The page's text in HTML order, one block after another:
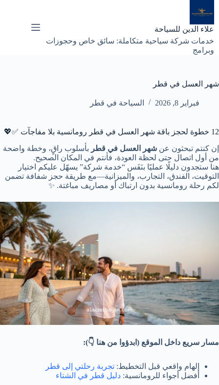
إلى
المحتوى
علاء الدين للسياحة
خدمات شركة سياحية متكاملة: سائق خاص وحجوزات
وبرامج
شهر العسل في قطر
فبراير 8, 2026 السياحة في قطر
12 خطوة لحجز باقة شهر العسل في قطر رومانسية بلا مفاجآت ✅💖
إن كنتم تبحثون عن شهر العسل في قطر بأسلوب راقٍ، وخطة واضحة
من أول اتصال حتى لحظة العودة، فأنتم في المكان الصحيح.
هنا ستجدون دليلًا عمليًا بنَفَس “خدمة شركة” يسهّل عليكم اختيار
التوقيت، الفندق، التجارب، والميزانية—مع طريقة حجز شفافة تضمن
لكم رحلة رومانسية بدون ارتباك أو مصاريف مباغتة. ✨
مسار سريع داخل الموقع (ابدؤوا من هنا 👇):
إلهام واقعي قبل التخطيط: تجربة رحلتي إلى قطر
أفضل أجواء للرومانسية: دليل قطر في الشتاء